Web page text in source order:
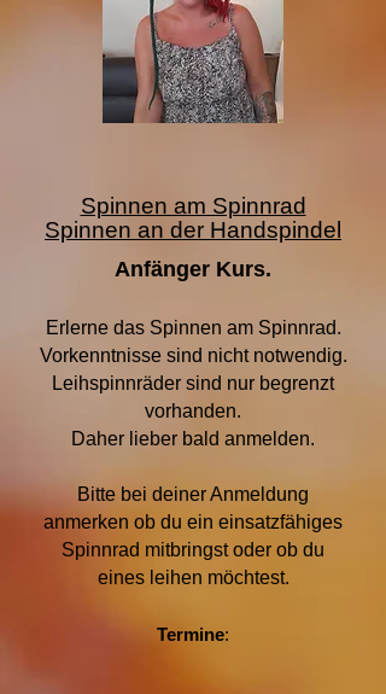
Spinnen am Spinnrad
Spinnen an der Handspindel
Anfänger Kurs.
Erlerne das Spinnen am Spinnrad.
Vorkenntnisse sind nicht notwendig.
Leihspinnräder sind nur begrenzt
vorhanden.
Daher lieber bald anmelden.
Bitte bei deiner Anmeldung
anmerken ob du ein einsatzfähiges
Spinnrad mitbringst oder ob du
eines leihen möchtest.
Termine: